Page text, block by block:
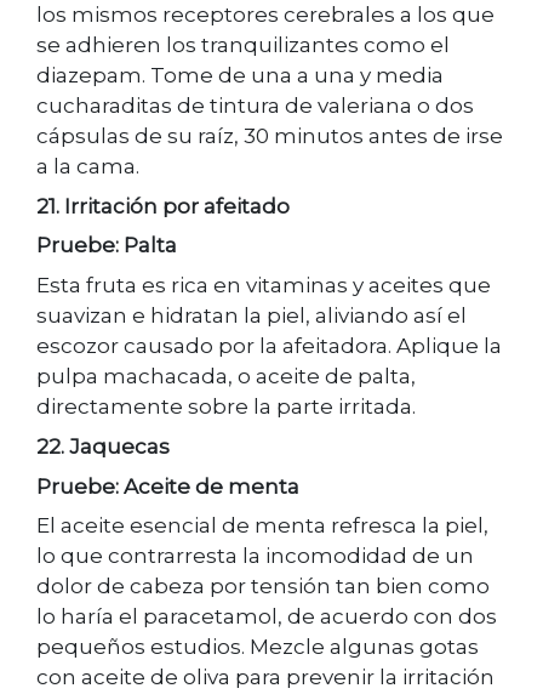
los mismos receptores cerebrales a los que
se adhieren los tranquilizantes como el
diazepam. Tome de una a una y media
cucharaditas de tintura de valeriana o dos
cápsulas de su raíz, 30 minutos antes de irse
a la cama.
21. Irritación por afeitado
Pruebe: Palta
Esta fruta es rica en vitaminas y aceites que
suavizan e hidratan la piel, aliviando así el
escozor causado por la afeitadora. Aplique la
pulpa machacada, o aceite de palta,
directamente sobre la parte irritada.
22. Jaquecas
Pruebe: Aceite de menta
El aceite esencial de menta refresca la piel,
lo que contrarresta la incomodidad de un
dolor de cabeza por tensión tan bien como
lo haría el paracetamol, de acuerdo con dos
pequeños estudios. Mezcle algunas gotas
con aceite de oliva para prevenir la irritación